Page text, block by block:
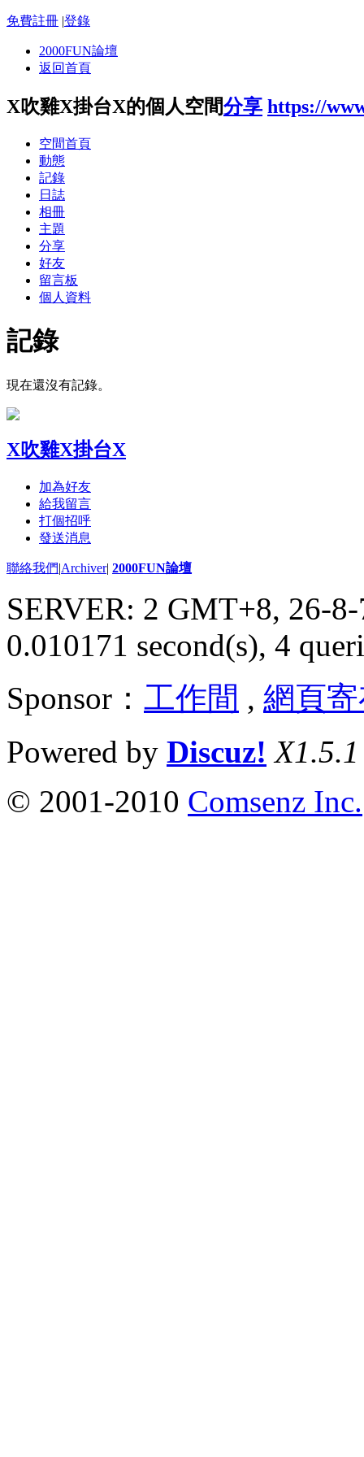
免費註冊 |登錄
2000FUN論壇
返回首頁
X吹雞X掛台X的個人空間分享 https://
空間首頁
動態
記錄
日誌
相冊
主題
分享
好友
留言板
個人資料
記錄
現在還沒有記錄。
X吹雞X掛台X
加為好友
給我留言
打個招呼
發送消息
聯絡我們|Archiver| 2000FUN論壇
SERVER: 2 GMT+8, 26-
0.010171 second(s), 4
Sponsor： 工作間 , 網頁
Powered by Discuz! X1.5.1
© 2001-2010 Comsenz Inc.